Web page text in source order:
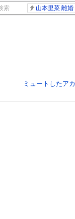
山本里菜 離婚
ミュートしたア